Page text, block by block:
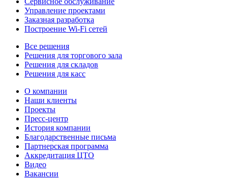
Управление проектами
Заказная разработка
Построение Wi-Fi сетей
Все решения
Решения для торгового зала
Решения для складов
Решения для касс
О компании
Наши клиенты
Проекты
Пресс-центр
История компании
Благодарственные письма
Партнерская программа
Аккредитация ЦТО
Видео
Вакансии